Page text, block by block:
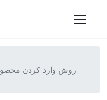
روش وارد کردن